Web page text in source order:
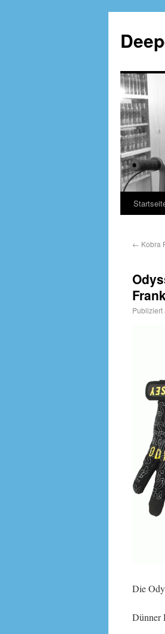
← Kobra
Publiziert
Die
Dünner